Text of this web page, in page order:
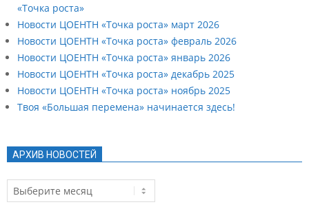
«Точка роста»
Новости ЦОЕНТН «Точка роста» март 2026
Новости ЦОЕНТН «Точка роста» февраль 2026
Новости ЦОЕНТН «Точка роста» январь 2026
Новости ЦОЕНТН «Точка роста» декабрь 2025
Новости ЦОЕНТН «Точка роста» ноябрь 2025
Твоя «Большая перемена» начинается здесь!
АРХИВ НОВОСТЕЙ
Архив
новостей